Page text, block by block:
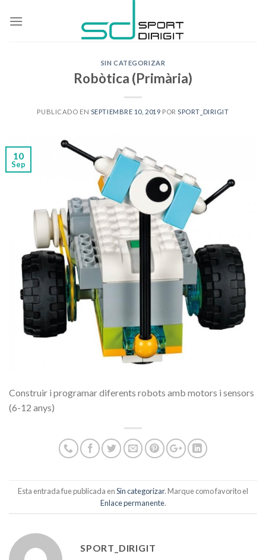
SIN CATEGORIZAR
Robòtica (Primària)
PUBLICADO EN SEPTIEMBRE 10, 2019 POR SPORT_DIRIGIT
10
Sep
Construir i programar diferents robots amb motors i sensors
(6-12 anys)
Esta entrada fue publicada enSin categorizar. Marque como favorito el
Enlace permanente.
SPORT_DIRIGIT